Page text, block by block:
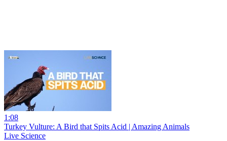
1:08
Turkey Vulture: A Bird that Spits Acid | Amazing Animals
Live Science